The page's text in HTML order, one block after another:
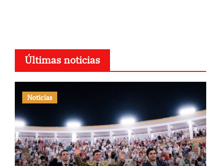
Últimas noticias
Noticias